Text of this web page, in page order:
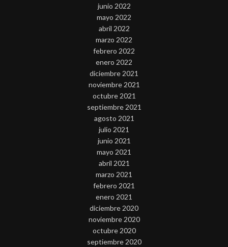
junio 2022
mayo 2022
abril 2022
marzo 2022
febrero 2022
enero 2022
diciembre 2021
noviembre 2021
octubre 2021
septiembre 2021
agosto 2021
julio 2021
junio 2021
mayo 2021
abril 2021
marzo 2021
febrero 2021
enero 2021
diciembre 2020
noviembre 2020
octubre 2020
septiembre 2020